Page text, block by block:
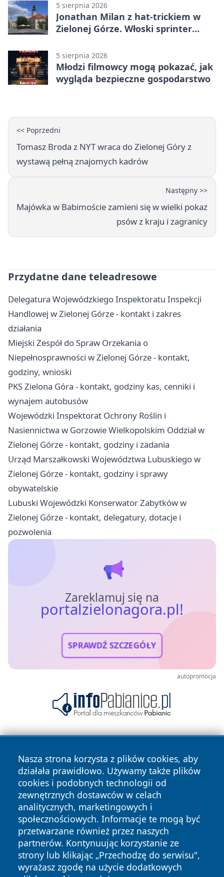
5 sierpnia 2026
Jonathan Milan z hat-trickiem w
Zielonej Górze. Włoski sprinter
5 sierpnia 2026
Młodzi filmowcy mogą pokazać, jak
wygląda bezpieczne gospodarstwo
<< Poprzedni
Tomasz Broda z NYT wraca do Zielonej Góry z
wystawą pełną znajomych kadrów
Następny >>
Majówka w Babimoście zamieni się w wielki pokaz
psów z kraju i zagranicy
Przydatne dane teleadresowe
Delegatura Wojewódzkiego Inspektoratu Inspekcji
Handlowej w Zielonej Górze - kontakt i zakres
działania
Miejski Zespół do Spraw Orzekania o
Niepełnosprawności w Zielonej Górze - kontakt,
godziny, wnioski
PKS Zielona Góra - kontakt, godziny kas, cenniki i
wynajem autobusów
Wojewódzki Inspektorat Ochrony Roślin i
Nasiennictwa w Gorzowie Wielkopolskim Oddział w
Zielonej Górze - kontakt, godziny i zadania
Urząd Marszałkowski Województwa Lubuskiego w
Zielonej Górze - kontakt, godziny i sprawy
obywatelskie
Lubuski Wojewódzki Konserwator Zabytków w
Zielonej Górze - kontakt, delegatury, dotacje i
pozwolenia
Zareklamuj się na
portalzielonagora.pl!
SPRAWDŹ SZCZEGÓŁY
autopromocja
Nasza strona korzysta z plików cookies, aby
działała prawidłowo. Używamy także plików
cookies i podobnych technologii od
zewnętrznych dostawców w celach
analitycznych, marketingowych i
społecznościowych. Informacje te mogą być
przetwarzane również przez naszych
partnerów. Kontynuując korzystanie ze
strony lub klikając „Przechodzę do serwisu",
wyrażasz zgodę na użycie dodatkowych
Copyright © 2026 portalzielonagora.pl Wszystkie prawa
zastrzeżone.
News Autorzy
Polityka
Prywatności
Polityka
Cookies